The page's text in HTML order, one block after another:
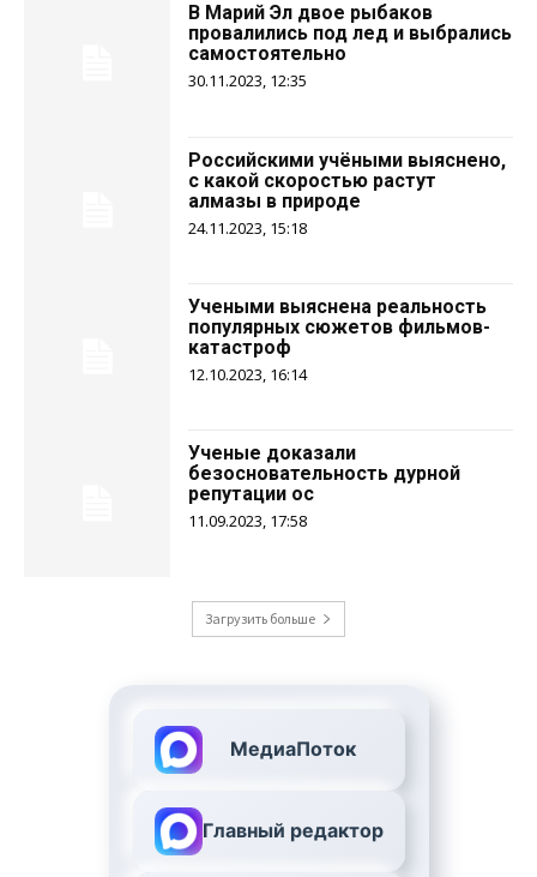
В Марий Эл двое рыбаков
провалились под лед и выбрались
самостоятельно
30.11.2023, 12:35
Российскими учёными выяснено,
с какой скоростью растут
алмазы в природе
24.11.2023, 15:18
Учеными выяснена реальность
популярных сюжетов фильмов-
катастроф
12.10.2023, 16:14
Ученые доказали
безосновательность дурной
репутации ос
11.09.2023, 17:58
Загрузить больше
МедиаПоток
Главный редактор